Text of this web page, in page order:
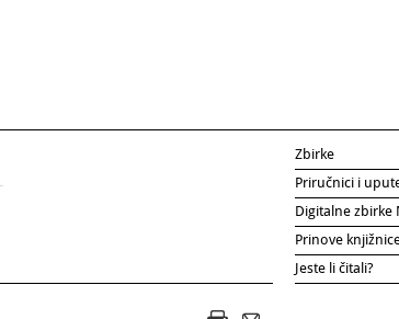
Zbirke
Priručnici i
Digitalne zbirke
Prinove
Jeste li čitali?